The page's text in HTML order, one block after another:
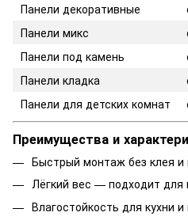
Панели декоративные
Панели микс
Панели под камень
Панели кладка
Панели для детских комнат
Преимущества и
Быстрый монтаж без клея и
Лёгкий вес — подходит для
Влагостойкость для кухни и